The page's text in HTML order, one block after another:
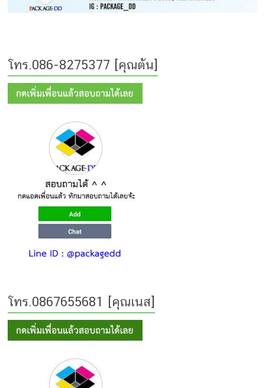
โทร.086-8275377 [คุณต้น]
โทร.0867655681 [คุณเนส]